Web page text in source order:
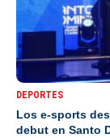
DEPORTES
Los e-sports
debut en Santo